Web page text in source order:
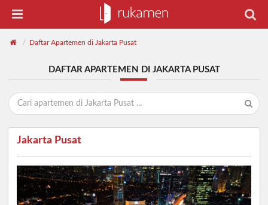
/ Daftar Apartemen di Jakarta Pusat
DAFTAR APARTEMEN DI JAKARTA PUSAT
Jakarta Pusat